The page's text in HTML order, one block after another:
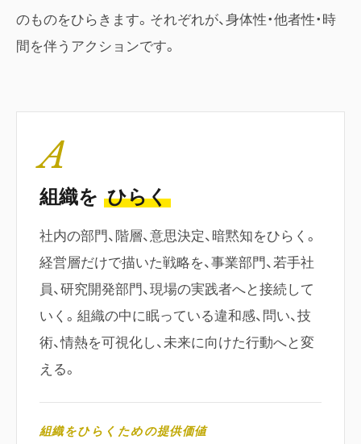
のものをひらきます。それぞれが、身体性・他者性・時
間を伴うアクションです。
A
組織を ひらく
社内の部門、階層、意思決定、暗黙知をひらく。
経営層だけで描いた戦略を、事業部門、若手社
員、研究開発部門、現場の実践者へと接続して
いく。組織の中に眠っている違和感、問い、技
術、情熱を可視化し、未来に向けた行動へと変
える。
組織をひらくための提供価値